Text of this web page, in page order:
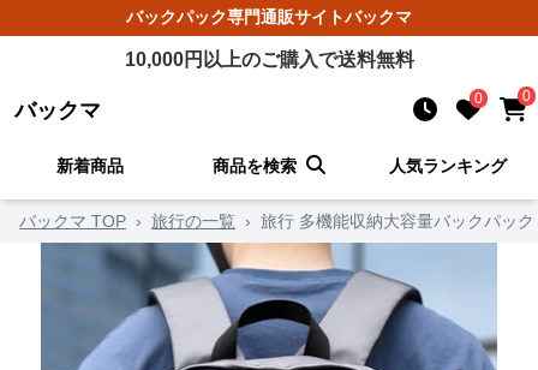
バックパック専門通販サイトバックマ
10,000円以上のご購入で送料無料
バックマ 0 0
新着商品 商品を検索 人気ランキング
バックマ TOP › 旅行の一覧 › 旅行 多機能収納大容量バックパック